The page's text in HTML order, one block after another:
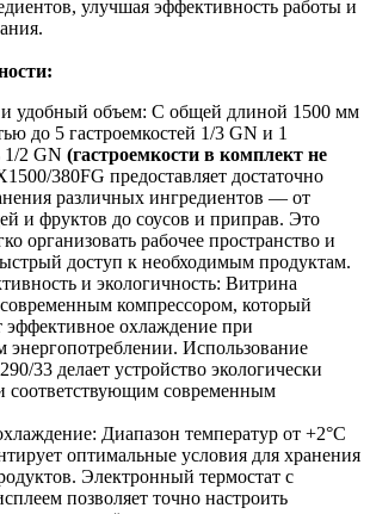
улучшая эффективность работы и
удобный объем: С общей длиной 1500 мм
до 5 гастроемкостей 1/3 GN и 1
1/2 GN (гастроемкости в комплект не
380FG предоставляет достаточно
различных ингредиентов — от
и фруктов до соусов и приправ. Это
организовать рабочее пространство и
доступ к необходимым продуктам.
и экологичность: Витрина
компрессором, который
эффективное охлаждение при
Использование
33 делает устройство экологически
соответствующим современным
Диапазон температур от +2°C
оптимальные условия для хранения
Электронный термостат с
позволяет точно настроить